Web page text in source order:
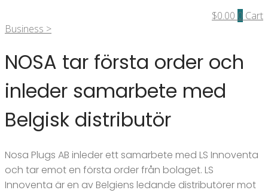
$0.00 0 Cart
Business >
NOSA tar första order och
inleder samarbete med
Belgisk distributör
Nosa Plugs AB inleder ett samarbete med LS Innoventa
och tar emot en första order från bolaget. LS
Innoventa är en av Belgiens ledande distributörer mot